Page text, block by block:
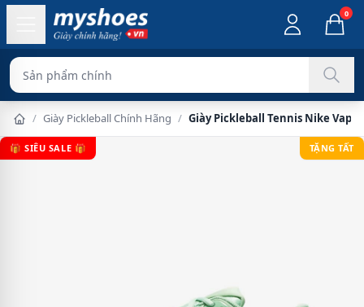
0
Sản phẩm chính hãng 100%
/ Giày Pickleball Chính Hãng / Giày Pickleball Tennis Nike
🎁 SIÊU SALE 🎁 TẶNG TẤT